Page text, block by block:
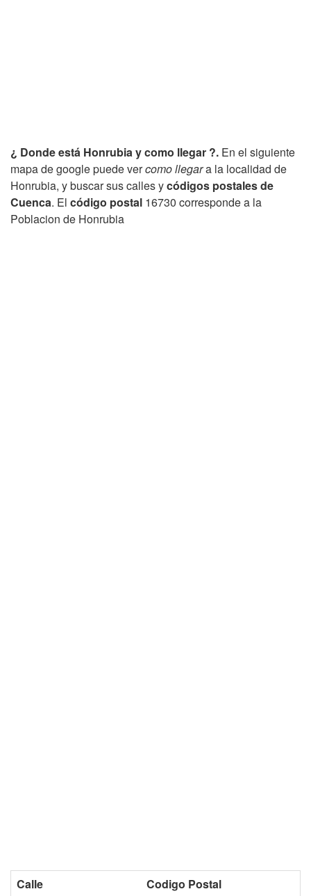
¿ Donde está Honrubia y como llegar ?. En el siguiente
mapa de google puede vercomo llegara la localidad de
Honrubia, y buscar sus calles ycódigos postales de
Cuenca. El código postal 16730 corresponde a la
Poblacion de Honrubia
Calle Codigo Postal